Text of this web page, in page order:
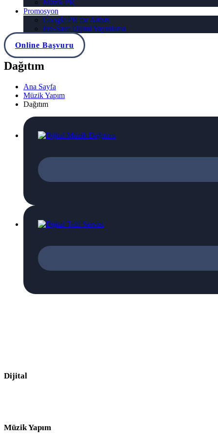
Müzik PR
Promosyon
Google PR for Artists
Pre-Save Dijital Yayınlama
Online Başvuru
Dağıtım
Ana Sayfa
Müzik Yapım
Dağıtım
Dijital
Müzik Yapım